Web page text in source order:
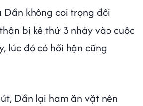
Dần không coi trọng đối
bị kẻ thứ 3 nhảy vào cuộc
lúc đó có hối hận cũng
Dần lại ham ăn vặt nên